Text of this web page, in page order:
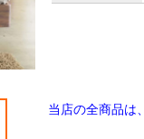
当店の全商品は